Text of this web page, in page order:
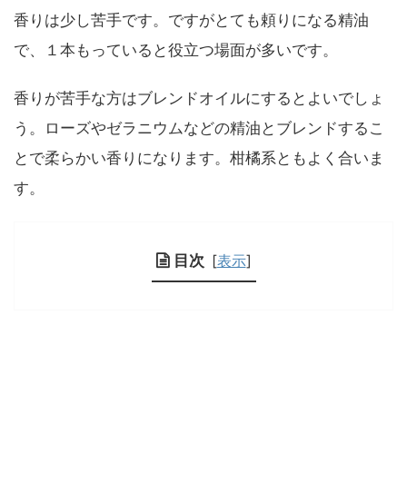
香りは少し苦手です。ですがとても頼りになる精油
で、１本もっていると役立つ場面が多いです。
香りが苦手な方はブレンドオイルにするとよいでしょ
う。ローズやゼラニウムなどの精油とブレンドするこ
とで柔らかい香りになります。柑橘系ともよく合いま
す。
目次 [表示]